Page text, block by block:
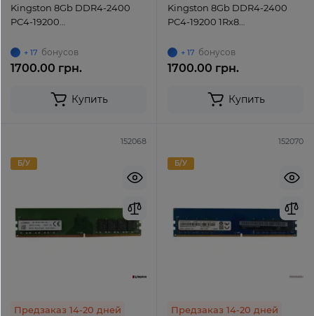
Kingston 8Gb DDR4-2400
PC4-19200
non-ECC Unbuffered
+ 17 бонусов
1700.00 грн.
Купить
Kingston 8Gb DDR4-2400
PC4-19200 1Rx8
non-ECC Unbuffered
+ 17 бонусов
1700.00 грн.
Купить
152068
Б/У
Предзаказ 14-20 дней
152070
Б/У
Предзаказ 14-20 дней